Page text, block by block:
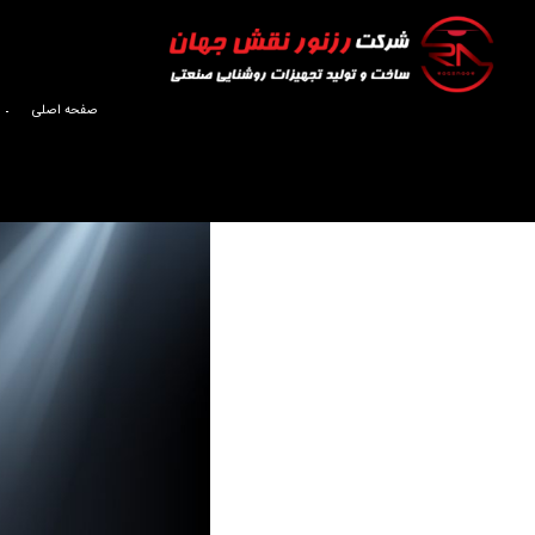
صفحه اصلی